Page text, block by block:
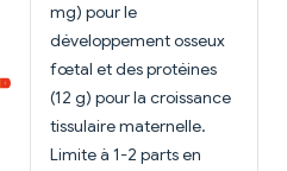
mg) pour le
développement osseux
fœtal et des protéines
(12 g) pour la croissance
tissulaire maternelle.
Limite à 1-2 parts en